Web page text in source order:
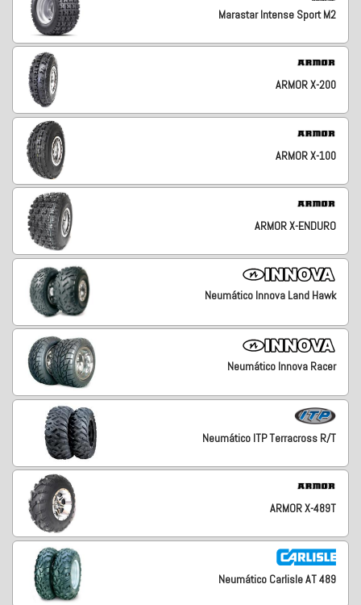
Marastar Intense Sport M2
ARMOR X-200
ARMOR X-100
ARMOR X-ENDURO
Neumático Innova Land Hawk
Neumático Innova Racer
Neumático ITP Terracross R/T
ARMOR X-489T
Neumático Carlisle AT 489